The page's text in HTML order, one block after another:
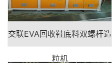
交联EVA回收鞋底料双螺杆造
粒机